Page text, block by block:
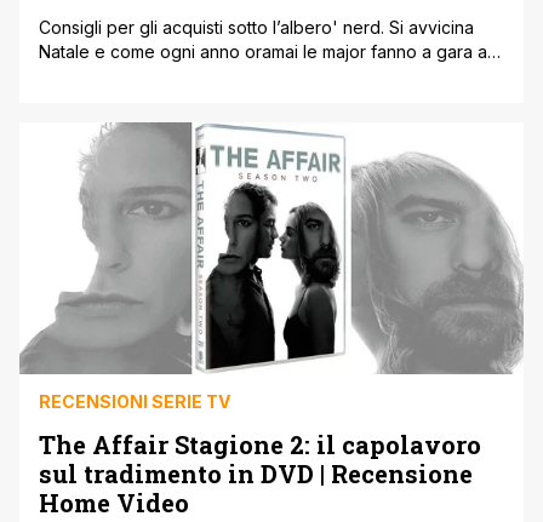
Consigli per gli acquisti sotto l’albero' nerd. Si avvicina
Natale e come ogni anno oramai le major fanno a gara a
gioia degli appassionati e collezionisti in ascolto.
Quest’anno si sono superati e noi [']
RECENSIONI SERIE TV
The Affair Stagione 2: il capolavoro
sul tradimento in DVD | Recensione
Home Video